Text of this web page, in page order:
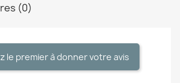
(0)
le premier à donner votre avis